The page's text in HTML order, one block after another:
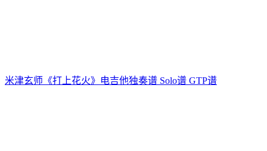
米津玄师《打上花火》电吉他独奏谱 Solo谱 GTP谱